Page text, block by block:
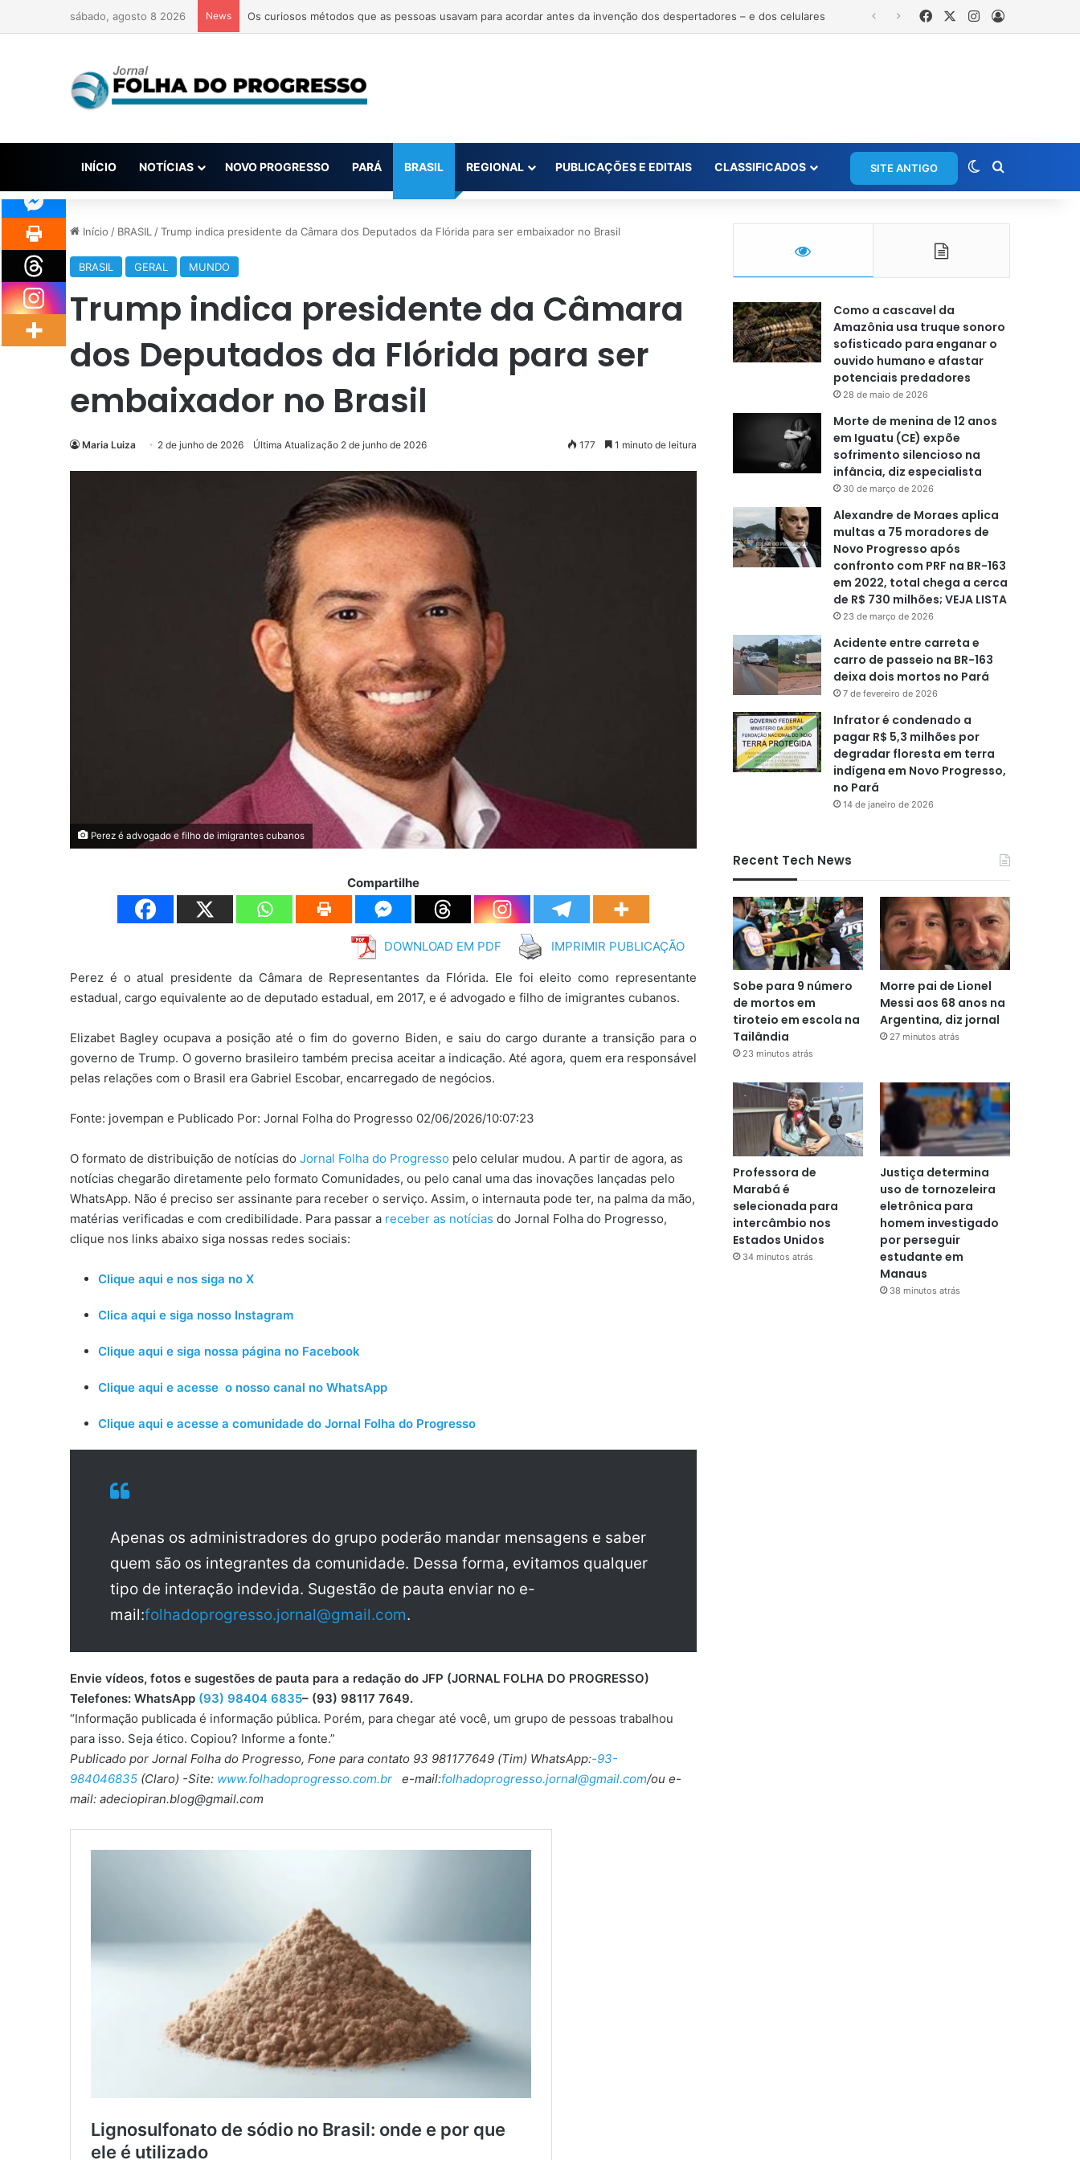
sábado, agosto 8 2026 News Os curiosos métodos que as pessoas usavam para acordar antes da invenção dos despertadores – e dos celulares FacebookInstagram
INÍCIO NOTÍCIAS NOVO PROGRESSO PARÁ BRASIL REGIONAL PUBLICAÇÕES E EDITAIS CLASSIFICADOS SITE ANTIGO Switch skin
Início / BRASIL /Trump indica presidente da Câmara dos Deputados da Flórida para ser embaixador no Brasil
BRASIL GERAL MUNDO
Trump indica presidente da Câmara
dos Deputados da Flórida para ser
embaixador no Brasil
Maria Luiza 2 de junho de 2026 Última Atualização 2 de junho de 2026 177 1 minuto de leitura
Perez é advogado e filho de imigrantes cubanos
Compartilhe
DOWNLOAD EM PDF IMPRIMIR PUBLICAÇÃO
Perez é o atual presidente da Câmara de Representantes da Flórida. Ele foi eleito como representante
estadual, cargo equivalente ao de deputado estadual, em 2017, e é advogado e filho de imigrantes cubanos.
Elizabet Bagley ocupava a posição até o fim do governo Biden, e saiu do cargo durante a transição para o
governo de Trump. O governo brasileiro também precisa aceitar a indicação. Até agora, quem era responsável
pelas relações com o Brasil era Gabriel Escobar, encarregado de negócios.
Fonte: jovempan e Publicado Por: Jornal Folha do Progresso 02/06/2026/10:07:23
O formato de distribuição de notícias do Jornal Folha do Progresso pelo celular mudou. A partir de agora, as
notícias chegarão diretamente pelo formato Comunidades, ou pelo canal uma das inovações lançadas pelo
WhatsApp. Não é preciso ser assinante para receber o serviço. Assim, o internauta pode ter, na palma da mão,
matérias verificadas e com credibilidade. Para passar a receber as notícias do Jornal Folha do Progresso,
clique nos links abaixo siga nossas redes sociais:
Clique aqui e nos siga no X
Clica aqui e siga nosso Instagram
Clique aqui e siga nossa página no Facebook
Clique aqui e acesse o nosso canal no WhatsApp
Clique aqui e acesse a comunidade do Jornal Folha do Progresso
Apenas os administradores do grupo poderão mandar mensagens e saber
quem são os integrantes da comunidade. Dessa forma, evitamos qualquer
tipo de interação indevida. Sugestão de pauta enviar no e-
mail:folhadoprogresso.jornal@gmail.com.
Envie vídeos, fotos e sugestões de pauta para a redação do JFP (JORNAL FOLHA DO PROGRESSO)
Telefones: WhatsApp (93) 98404 6835– (93) 98117 7649.
“Informação publicada é informação pública. Porém, para chegar até você, um grupo de pessoas trabalhou
para isso. Seja ético. Copiou? Informe a fonte.”
Publicado por Jornal Folha do Progresso, Fone para contato 93 981177649 (Tim) WhatsApp:-93-
984046835 (Claro) -Site: www.folhadoprogresso.com.br e-mail:folhadoprogresso.jornal@gmail.com/ou e-
mail: adeciopiran.blog@gmail.com
Como a cascavel da
Amazônia usa truque sonoro
sofisticado para enganar o
ouvido humano e afastar
potenciais predadores
28 de maio de 2026
Morte de menina de 12 anos
em Iguatu (CE) expõe
sofrimento silencioso na
infância, diz especialista
30 de março de 2026
Alexandre de Moraes aplica
multas a 75 moradores de
Novo Progresso após
confronto com PRF na BR-163
em 2022, total chega a cerca
de R$ 730 milhões; VEJA LISTA
23 de março de 2026
Acidente entre carreta e
carro de passeio na BR-163
deixa dois mortos no Pará
7 de fevereiro de 2026
Infrator é condenado a
pagar R$ 5,3 milhões por
degradar floresta em terra
indígena em Novo Progresso,
no Pará
14 de janeiro de 2026
Recent Tech News
Sobe para 9 número
de mortos em
tiroteio em escola na
Tailândia
23 minutos atrás
Morre pai de Lionel
Messi aos 68 anos na
Argentina, diz jornal
27 minutos atrás
Professora de
Marabá é
selecionada para
intercâmbio nos
Estados Unidos
34 minutos atrás
Justiça determina
uso de tornozeleira
eletrônica para
homem investigado
por perseguir
estudante em
Manaus
38 minutos atrás